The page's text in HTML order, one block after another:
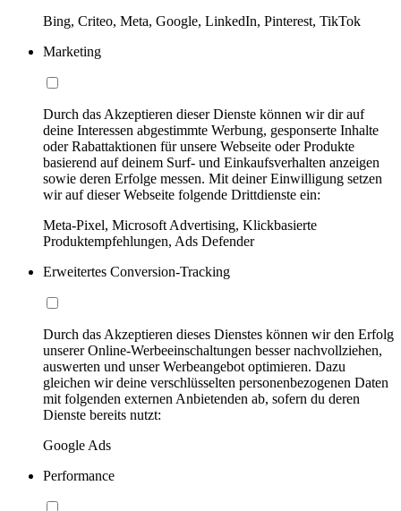
Bing, Criteo, Meta, Google, LinkedIn, Pinterest, TikTok
Marketing
Durch das Akzeptieren dieser Dienste können wir dir auf
deine Interessen abgestimmte Werbung, gesponserte Inhalte
oder Rabattaktionen für unsere Webseite oder Produkte
basierend auf deinem Surf- und Einkaufsverhalten anzeigen
sowie deren Erfolge messen. Mit deiner Einwilligung setzen
wir auf dieser Webseite folgende Drittdienste ein:
Meta-Pixel, Microsoft Advertising, Klickbasierte
Produktempfehlungen, Ads Defender
Erweitertes Conversion-Tracking
Durch das Akzeptieren dieses Dienstes können wir den Erfolg
unserer Online-Werbeeinschaltungen besser nachvollziehen,
auswerten und unser Werbeangebot optimieren. Dazu
gleichen wir deine verschlüsselten personenbezogenen Daten
mit folgenden externen Anbietenden ab, sofern du deren
Dienste bereits nutzt:
Google Ads
Performance